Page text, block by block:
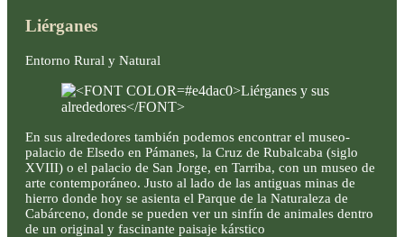
Liérganes
Entorno Rural y Natural
En sus alrededores también podemos encontrar el museo-
palacio de Elsedo en Pámanes, la Cruz de Rubalcaba (siglo
XVIII) o el palacio de San Jorge, en Tarriba, con un museo de
arte contemporáneo. Justo al lado de las antiguas minas de
hierro donde hoy se asienta el Parque de la Naturaleza de
Cabárceno, donde se pueden ver un sinfín de animales dentro
de un original y fascinante paisaje kárstico